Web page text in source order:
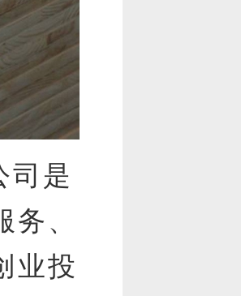
司是
、
业投